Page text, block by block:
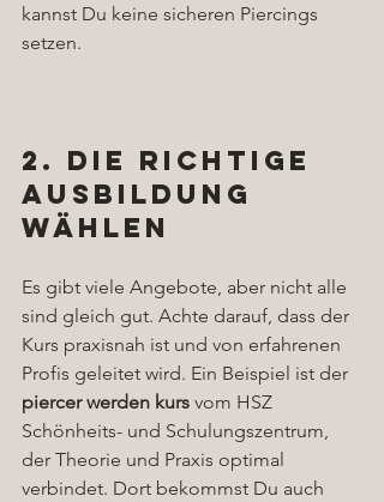
kannst Du keine sicheren Piercings
setzen.
2. Die richtige
Ausbildung
wählen
Es gibt viele Angebote, aber nicht alle
sind gleich gut. Achte darauf, dass der
Kurs praxisnah ist und von erfahrenen
Profis geleitet wird. Ein Beispiel ist der
piercer werden kurs vom HSZ
Schönheits- und Schulungszentrum,
der Theorie und Praxis optimal
verbindet. Dort bekommst Du auch